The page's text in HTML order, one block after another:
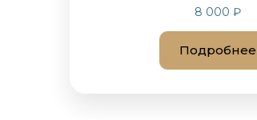
8 000 ₽
Подробнее